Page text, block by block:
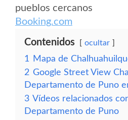
pueblos cercanos
Booking.com
Contenidos ocultar
1
Mapa de
2 Google Street View
Departamento de Puno
3 Vídeos relacionados
Departamento de Puno